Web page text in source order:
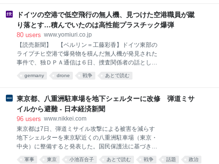
プレミアがついて数万円になっていて、さすがに手が
出ませんでした。2018年に横井軍平さんの記事を書い
たときも、図書館で見つけた別の伝記を読んでいまし
買えるようになっていたことを、ナル先生の投稿で知
りました。見た瞬間、電光石火で購入。電子書籍は見
当たらなかったので、久しぶりに紙の本を買いまし
た。 「横井軍平 ゲーム館」はオススメです。成り上が
ドイツの空港で低空飛行の無人機、見つけた空港職員が蹴
り落とす…積んでいたのは高性能プラスチック爆弾
80 users www.yomiuri.co.jp
【読売新聞】 【ベルリン＝工藤彩香】ドイツ東部の
ライプチヒ空港で爆発物を積んだ無人機が発見された
事件で、独ＤＰＡ通信は６日、捜査関係者の話とし
て、爆発物は軍などで使用される高性能のプラスチッ
ク爆弾だったと報じた。独連邦検察庁は同日の
germany drone 戦争 あとで読む
東京都、八重洲駐車場を地下シェルターに改修 弾道ミサ
イルから避難 - 日本経済新聞
96 users www.nikkei.com
東京都は7日、弾道ミサイル攻撃による被害を減らす
地下シェルターを東京駅近くの八重洲駐車場（東京・
中央）に整備すると発表した。国民保護法に基づき指
定する緊急一時避難施設より安全に避難できる施設と
軍事 東京 小池百合子 あとで読む 戦争 話題 政治